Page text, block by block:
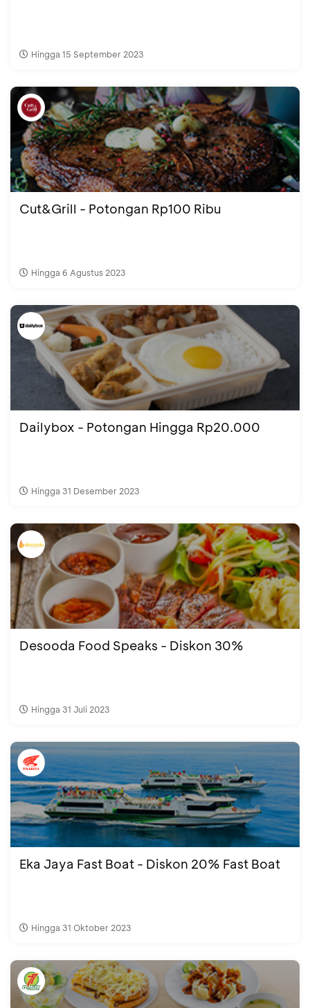
Hingga 15 September 2023
Cut&Grill - Potongan Rp100 Ribu
Hingga 6 Agustus 2023
Dailybox - Potongan Hingga Rp20.000
Hingga 31 Desember 2023
Desooda Food Speaks - Diskon 30%
Hingga 31 Juli 2023
Eka Jaya Fast Boat - Diskon 20% Fast Boat
Hingga 31 Oktober 2023